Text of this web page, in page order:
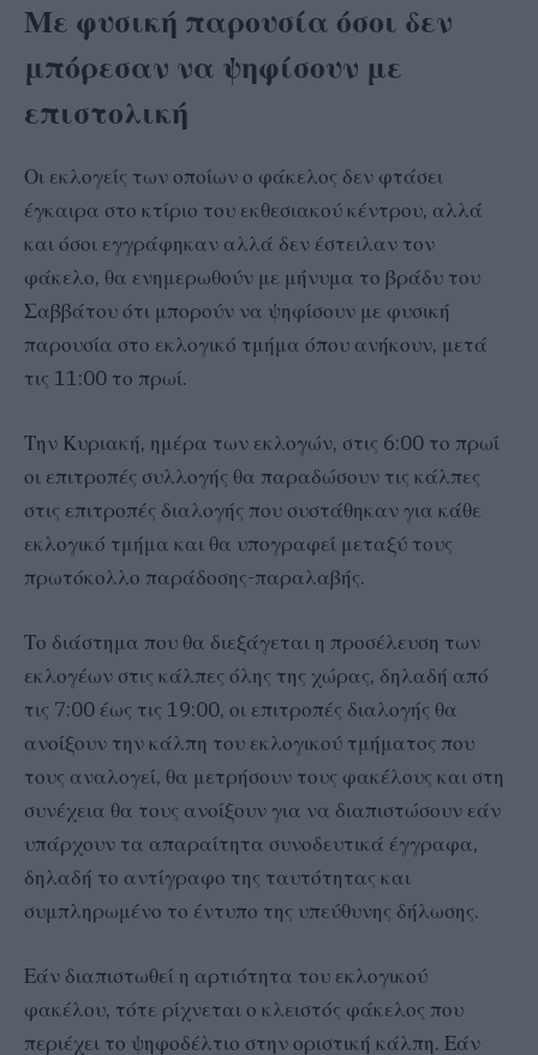
Με φυσική παρουσία όσοι δεν
μπόρεσαν να ψηφίσουν με
επιστολική
Οι εκλογείς των οποίων ο φάκελος δεν φτάσει
έγκαιρα στο κτίριο του εκθεσιακού κέντρου, αλλά
και όσοι εγγράφηκαν αλλά δεν έστειλαν τον
φάκελο, θα ενημερωθούν με μήνυμα το βράδυ του
Σαββάτου ότι μπορούν να ψηφίσουν με φυσική
παρουσία στο εκλογικό τμήμα όπου ανήκουν, μετά
τις 11:00 το πρωί.
Την Κυριακή, ημέρα των εκλογών, στις 6:00 το πρωί
οι επιτροπές συλλογής θα παραδώσουν τις κάλπες
στις επιτροπές διαλογής που συστάθηκαν για κάθε
εκλογικό τμήμα και θα υπογραφεί μεταξύ τους
πρωτόκολλο παράδοσης-παραλαβής.
Το διάστημα που θα διεξάγεται η προσέλευση των
εκλογέων στις κάλπες όλης της χώρας, δηλαδή από
τις 7:00 έως τις 19:00, οι επιτροπές διαλογής θα
ανοίξουν την κάλπη του εκλογικού τμήματος που
τους αναλογεί, θα μετρήσουν τους φακέλους και στη
συνέχεια θα τους ανοίξουν για να διαπιστώσουν εάν
υπάρχουν τα απαραίτητα συνοδευτικά έγγραφα,
δηλαδή το αντίγραφο της ταυτότητας και
συμπληρωμένο το έντυπο της υπεύθυνης δήλωσης.
Εάν διαπιστωθεί η αρτιότητα του εκλογικού
φακέλου, τότε ρίχνεται ο κλειστός φάκελος που
περιέχει το ψηφοδέλτιο στην οριστική κάλπη. Εάν